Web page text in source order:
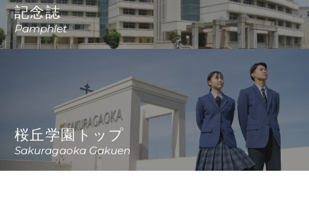
記念誌
Pamphlet
桜丘学園トップ
Sakuragaoka Gakuen